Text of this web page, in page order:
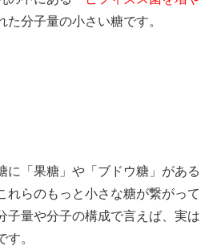
た分子量の小さい糖です。
に「果糖」や「ブドウ糖」がある
れらのもっと小さな糖が繋がって
子量や分子の構成で言えば、実は
。